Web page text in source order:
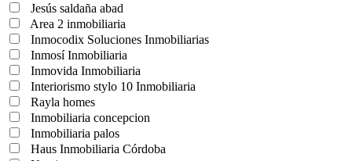
Jesús saldaña abad
Area 2 inmobiliaria
Inmocodix Soluciones Inmobiliarias
Inmosí Inmobiliaria
Inmovida Inmobiliaria
Interiorismo stylo 10 Inmobiliaria
Rayla homes
Inmobiliaria concepcion
Inmobiliaria palos
Haus Inmobiliaria Córdoba